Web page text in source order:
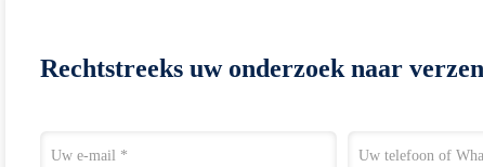
Rechtstreeks uw onderzoek naar